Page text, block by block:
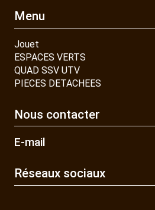
Menu
Jouet
ESPACES VERTS
QUAD SSV UTV
PIECES DETACHEES
Nous contacter
E-mail
Réseaux sociaux